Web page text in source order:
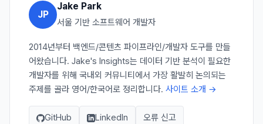
JP
Jake Park
서울 기반 소프트웨어 개발자
2014년부터 백엔드/콘텐츠 파이프라인/개발자 도구를 만들
어왔습니다. Jake's Insights는 데이터 기반 분석이 필요한
개발자를 위해 국내외 커뮤니티에서 가장 활발히 논의되는
주제를 골라 영어/한국어로 정리합니다. 사이트 소개 →
GitHub LinkedIn 오류 신고